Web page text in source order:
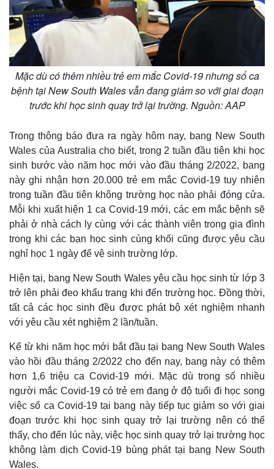
Mặc dù có thêm nhiều trẻ em mắc Covid-19 nhưng số ca
bệnh tại New South Wales vẫn đang giảm so với giai đoạn
trước khi học sinh quay trở lại trường. Nguồn: AAP
Trong thông báo đưa ra ngày hôm nay, bang New South
Wales của Australia cho biết, trong 2 tuần đầu tiên khi học
sinh bước vào năm học mới vào đầu tháng 2/2022, bang
này ghi nhận hơn 20.000 trẻ em mắc Covid-19 tuy nhiên
trong tuần đầu tiên không trường học nào phải đóng cửa.
Mỗi khi xuất hiện 1 ca Covid-19 mới, các em mắc bệnh sẽ
phải ở nhà cách ly cùng với các thành viên trong gia đình
trong khi các bạn học sinh cùng khối cũng được yêu cầu
nghỉ học 1 ngày để vệ sinh trường lớp.
Hiện tại, bang New South Wales yêu cầu học sinh từ lớp 3
trở lên phải đeo khẩu trang khi đến trường học. Đồng thời,
tất cả các học sinh đều được phát bộ xét nghiệm nhanh
với yêu cầu xét nghiệm 2 lần/tuần.
Kể từ khi năm học mới bắt đầu tại bang New South Wales
vào hồi đầu tháng 2/2022 cho đến nay, bang này có thêm
hơn 1,6 triệu ca Covid-19 mới. Mặc dù trong số nhiều
người mắc Covid-19 có trẻ em đang ở độ tuổi đi học song
việc số ca Covid-19 tại bang này tiếp tục giảm so với giai
đoạn trước khi học sinh quay trở lại trường nên có thể
thấy, cho đến lúc này, việc học sinh quay trở lại trường học
không làm dịch Covid-19 bùng phát tại bang New South
Wales.